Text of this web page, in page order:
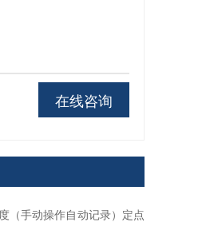
在线咨询
（手动操作自动记录）定点